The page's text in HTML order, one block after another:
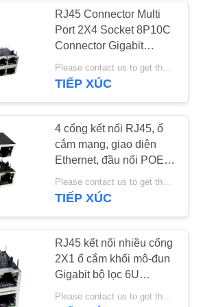
với biến áp
64
39
RJ45 Connector Multi
Port 2X4 Socket 8P10C
Connector Gigabit
Modular Block Interface
DGKYD24Q042DB2A5D068
TIẾP XÚC
4 cổng kết nối RJ45, ổ
cắm mạng, giao diện
Ethernet, đầu nối POE,
biến áp Ethernet
DGKYD114Q787AB2A1DP
Please contact us to get the latest price. MOQ:1 miếng
TIẾP XÚC
RJ45 kết nối nhiều cổng
2X1 ổ cắm khối mô-đun
Gigabit bộ lọc 6U
DGKYD21Q042AB2A4D068
Please contact us to get the latest price. MOQ:Đàm phán